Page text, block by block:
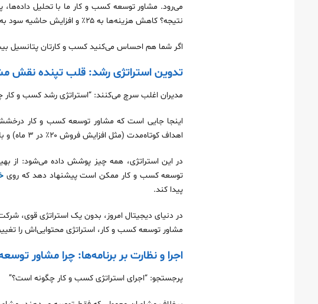
می‌رود. مشاور توسعه کسب و کار ما با تحلیل داده‌ها،
نتیجه؟ کاهش هزینه‌ها به ۲۵٪ و افزایش حاشیه سود به ۱۸٪ ظرف ۴ ماه.
اگر شما هم احساس می‌کنید کسب‌ و کارتان پتانسیل
تدوین استراتژی رشد: قلب تپنده نقش
مدیران اغلب سرچ می‌کنند: “استراتژی رشد کسب و
اینجا جایی است که مشاور توسعه کسب و کار
اهداف کوتاه‌مدت (مثل افزایش فروش ۲۰٪ در ۳ ماه) و بلندمدت (مثل ورود به بازارهای جدید در ۲ سال) می‌شود.
در این استراتژی، همه چیز پوشش داده می‌شود: از
توسعه کسب و کار ممکن است پیشنهاد دهد که روی
پیدا کند.
در دنیای دیجیتال امروز، بدون یک استراتژی قوی،
مشاور توسعه کسب و کار، استراتژی محتوایی‌اش را تغییر داد و
اجرا و نظارت بر برنامه‌ها: چرا مشاور
پرجستجو: “اجرای استراتژی کسب و کار چگونه است؟”